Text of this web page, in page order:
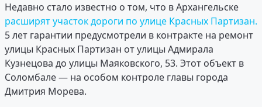
Недавно стало известно о том, что в Архангельске
расширят участок дороги по улице Красных Партизан.
5 лет гарантии предусмотрели в контракте на ремонт
улицы Красных Партизан от улицы Адмирала
Кузнецова до улицы Маяковского, 53. Этот объект в
Соломбале — на особом контроле главы города
Дмитрия Морева.